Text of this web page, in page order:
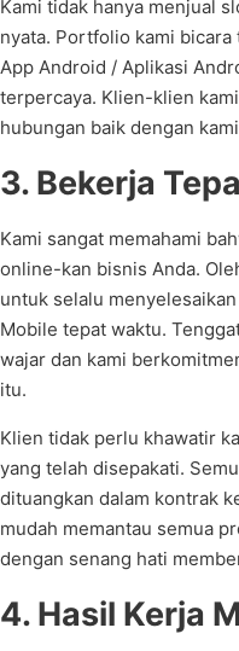
Kami tidak hanya menjual
nyata. Portfolio kami
App Android / Aplikasi
terpercaya. Klien-klien
hubungan baik dengan
3. Bekerja
Kami sangat memahami
online-kan bisnis Anda.
untuk selalu
Mobile tepat waktu.
wajar dan kami
itu.
Klien tidak perlu khawatir
yang telah disepakati.
dituangkan dalam kontrak
mudah memantau semua
dengan senang hati
4. Hasil Kerja